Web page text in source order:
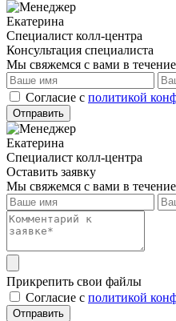
Екатерина
Специалист колл-центра
Консультация специалиста
Мы свяжемся с вами в
Cогласие с политикой
Отправить
Екатерина
Специалист колл-центра
Оставить заявку
Мы свяжемся с вами в
Прикрепить свои файлы
Cогласие с политикой
Отправить